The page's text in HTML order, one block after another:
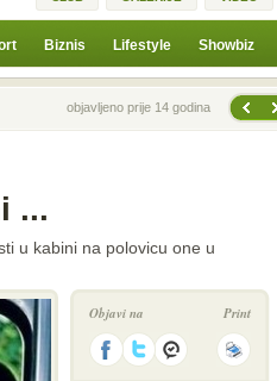
Biznis Lifestyle Showbiz
objavljeno prije 14 godina
...
u kabini na polovicu one u
Objavi na Print